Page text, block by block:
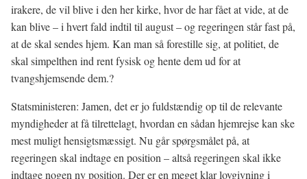
irakere, de vil blive i den her kirke, hvor de har fået at vide, at de
kan blive – i hvert fald indtil til august – og regeringen står fast på,
at de skal sendes hjem. Kan man så forestille sig, at politiet, de
skal simpelthen ind rent fysisk og hente dem ud for at
tvangshjemsende dem.?
Statsministeren: Jamen, det er jo fuldstændig op til de relevante
myndigheder at få tilrettelagt, hvordan en sådan hjemrejse kan ske
mest muligt hensigtsmæssigt. Nu går spørgsmålet på, at
regeringen skal indtage en position – altså regeringen skal ikke
indtage nogen ny position. Der er en meget klar lovgivning i